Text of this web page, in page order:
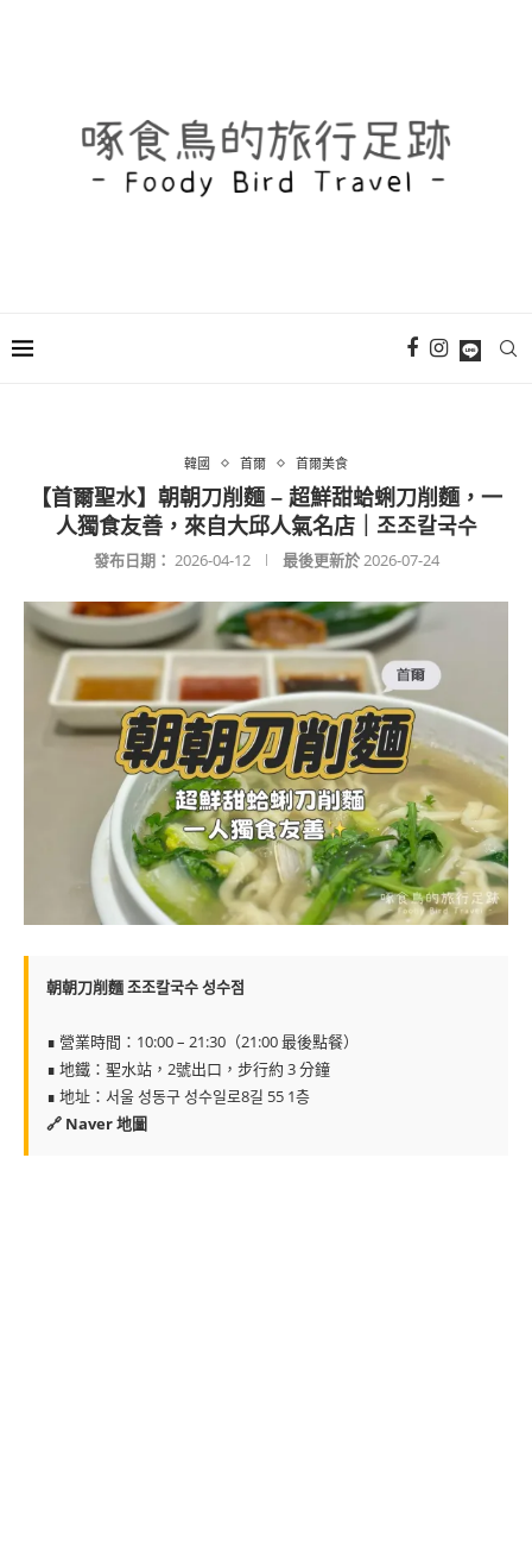
韓國 首爾 首爾美食
【首爾聖水】朝朝刀削麵 – 超鮮甜蛤蜊刀削麵，一
人獨食友善，來自大邱人氣名店｜조조칼국수
發布日期： 2026-04-12 最後更新於2026-07-24
朝朝刀削麵 조조칼국수 성수점
∎ 營業時間：10:00 – 21:30（21:00 最後點餐）
∎ 地鐵：聖水站，2號出口，步行約 3 分鐘
∎ 地址：서울 성동구 성수일로8길 55 1층
🔗 Naver 地圖